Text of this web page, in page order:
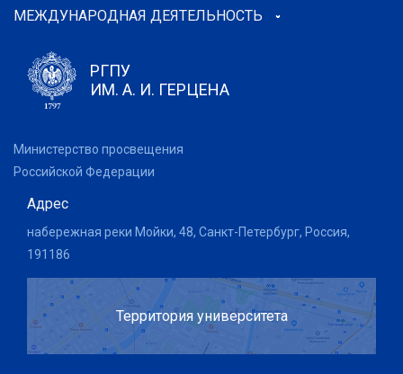
МЕЖДУНАРОДНАЯ ДЕЯТЕЛЬНОСТЬ
РГПУ
ИМ. А. И. ГЕРЦЕНА
Министерство просвещения
Российской Федерации
Адрес
набережная реки Мойки, 48, Санкт-Петербург, Россия,
191186
Территория университета